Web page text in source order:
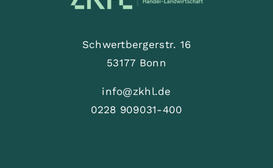
Schwertbergerstr. 16
53177 Bonn
info@zkhl.de
0228 909031-400